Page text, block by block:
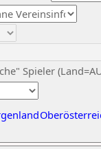
Spieler